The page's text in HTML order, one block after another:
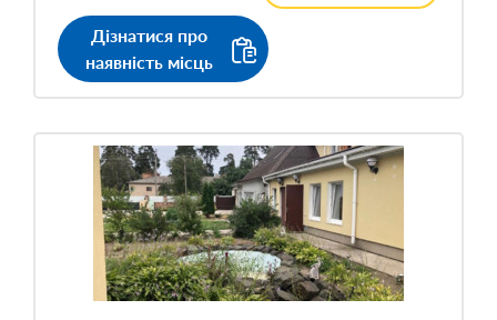
Дізнатися про
наявність місць